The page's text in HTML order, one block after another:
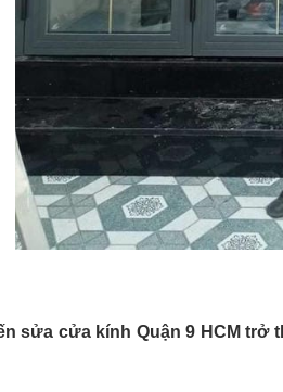
sửa cửa kính Quận 9 HCM trở